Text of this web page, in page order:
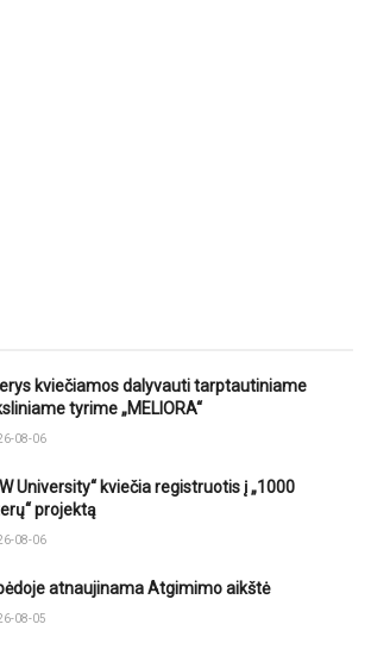
kviečiamos dalyvauti tarptautiniame
tyrime „MELIORA“
08-06
University“ kviečia registruotis į „1000
projektą
08-06
atnaujinama Atgimimo aikštė
08-05